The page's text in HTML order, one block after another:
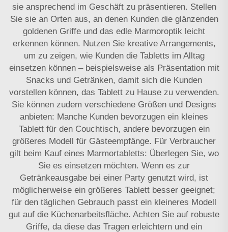
sie ansprechend im Geschäft zu präsentieren. Stellen
Sie sie an Orten aus, an denen Kunden die glänzenden
goldenen Griffe und das edle Marmoroptik leicht
erkennen können. Nutzen Sie kreative Arrangements,
um zu zeigen, wie Kunden die Tabletts im Alltag
einsetzen können – beispielsweise als Präsentation mit
Snacks und Getränken, damit sich die Kunden
vorstellen können, das Tablett zu Hause zu verwenden.
Sie können zudem verschiedene Größen und Designs
anbieten: Manche Kunden bevorzugen ein kleines
Tablett für den Couchtisch, andere bevorzugen ein
größeres Modell für Gästeempfänge. Für Verbraucher
gilt beim Kauf eines Marmortabletts: Überlegen Sie, wo
Sie es einsetzen möchten. Wenn es zur
Getränkeausgabe bei einer Party genutzt wird, ist
möglicherweise ein größeres Tablett besser geeignet;
für den täglichen Gebrauch passt ein kleineres Modell
gut auf die Küchenarbeitsfläche. Achten Sie auf robuste
Griffe, da diese das Tragen erleichtern und ein